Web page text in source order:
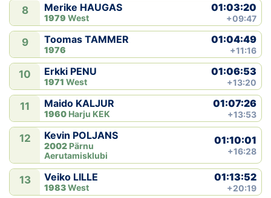
8 Merike HAUGAS
1979 West
01:03:20
+09:47
9 Toomas TAMMER
1976
01:04:49
+11:16
10 Erkki PENU
1971 West
01:06:53
+13:20
11 Maido KALJUR
1960 Harju KEK
01:07:26
+13:53
12 Kevin POLJANS
2002 Pärnu
Aerutamisklubi
01:10:01
+16:28
13 Veiko LILLE
1983West
01:13:52
+20:19